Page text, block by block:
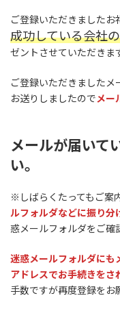
ご登録いただきましたお
成功している会社
ゼントさせていただきま
ご登録いただきました
お送りしましたのでメー
メールが届いて
い。
※しばらくたってもご案
ルフォルダなどに振り分
惑メールフォルダをご確
迷惑メールフォルダにも
アドレスでお手続きをさ
手数ですが再度登録をお